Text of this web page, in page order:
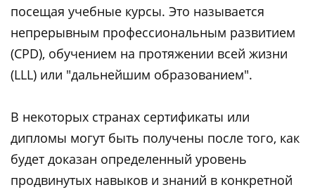
посещая учебные курсы. Это называется
непрерывным профессиональным развитием
(CPD), обучением на протяжении всей жизни
(LLL) или "дальнейшим образованием".
В некоторых странах сертификаты или
дипломы могут быть получены после того, как
будет доказан определенный уровень
продвинутых навыков и знаний в конкретной